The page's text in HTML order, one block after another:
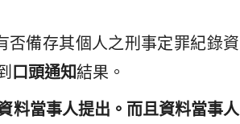
否備存其個人之刑事定罪紀錄資
口頭通知結果。
料當事人提出。而且資料當事人